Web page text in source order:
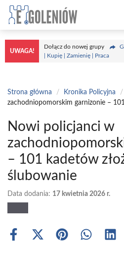
Przejdź
treści
UWAGA!
Dołącz do nowej grupy
| Kupię | Zamienię | Praca
Strona główna / Kronika Policyjna /
zachodniopomorskim garnizonie –
Nowi policjanci w
– 101 kadetów
ślubowanie
Data dodania: 17 kwietnia 2026 r.
Share
Share Share Share